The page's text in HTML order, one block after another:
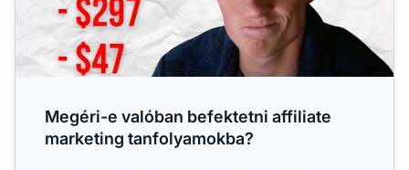
Megéri-e valóban befektetni affiliate
marketing tanfolyamokba?